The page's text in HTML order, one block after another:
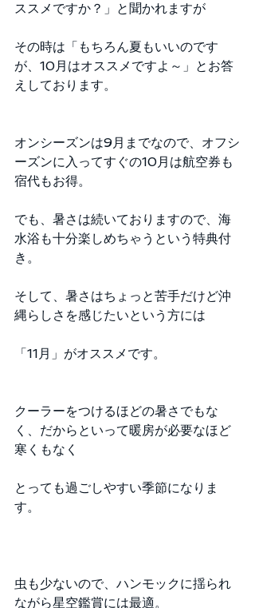
ススメですか？」と聞かれますが
その時は「もちろん夏もいいのです
が、10月はオススメですよ～」とお答
えしております。
オンシーズンは9月までなので、オフシ
ーズンに入ってすぐの10月は航空券も
宿代もお得。
でも、暑さは続いておりますので、海
水浴も十分楽しめちゃうという特典付
き。
そして、暑さはちょっと苦手だけど沖
縄らしさを感じたいという方には
「11月」がオススメです。
クーラーをつけるほどの暑さでもな
く、だからといって暖房が必要なほど
寒くもなく
とっても過ごしやすい季節になりま
す。
虫も少ないので、ハンモックに揺られ
ながら星空鑑賞には最適。